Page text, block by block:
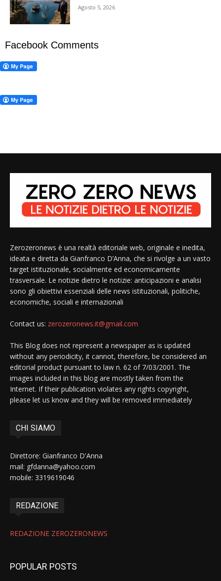
Agosto 5, 2026
Facebook Comments
Zerozeronews è una realtà editoriale web, originale e inedita,
ideata e diretta da Gianfranco D’Anna, che si rivolge a un vasto
target istituzionale, socialmente ed economicamente
trasversale. Le notizie dietro le notizie: anticipazioni e analisi
sono gli obiettivi essenziali delle news istituzionali, politiche,
economiche, sociali e internazionali
Contact us: zerozeronews.it@gmail.com
This Blog does not represent a newspaper as is updated
without any periodicity, it cannot, therefore, be considered an
editorial product pursuant to law n. 62 of 7/03/2001. The
images included in this blog are mostly taken from the
Internet. If their publication violates any rights copyright,
please let us know and they will be removed immediately
CHI SIAMO
Direttore: Gianfranco D'Anna
mail: gfdanna@yahoo.com
mobile: 3319619046
REDAZIONE
REDAZIONE ZEROZERONEWS
POPULAR POSTS